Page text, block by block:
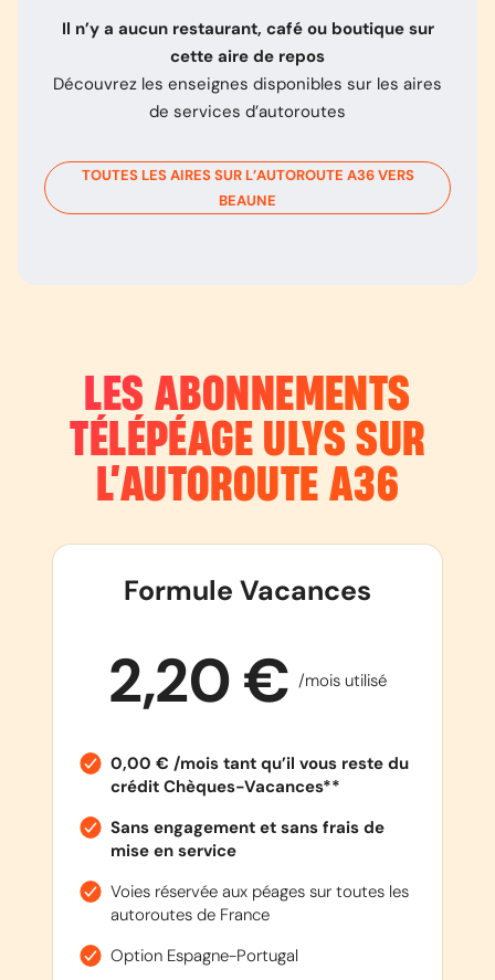
Il n’y a aucun restaurant, café ou boutique sur
cette aire de repos
Découvrez les enseignes disponibles sur les aires
de services d’autoroutes
TOUTES LES AIRES SUR L’AUTOROUTE A36VERS
BEAUNE
LES ABONNEMENTS
TÉLÉPÉAGE ULYS SUR
L’AUTOROUTE A36
Formule Vacances
2,20 € /mois utilisé
0,00 € /mois tant qu’il vous reste du
crédit Chèques-Vacances**
Sans engagement et sans frais de
mise en service
Voies réservée aux péages sur toutes les
autoroutes de France
Option Espagne-Portugal